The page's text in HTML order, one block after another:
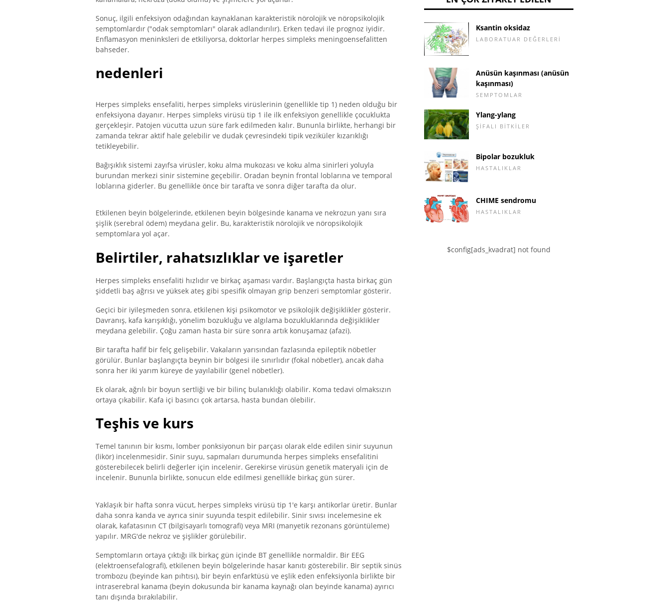
Sonuç, ilgili enfeksiyon odağından kaynaklanan karakteristik nörolojik ve nöropsikolojik
semptomlardır ("odak semptomları" olarak adlandırılır). Erken tedavi ile prognoz iyidir.
Enflamasyon meninksleri de etkiliyorsa, doktorlar herpes simpleks meningoensefalitten
bahseder.
nedenleri
Herpes simpleks ensefaliti, herpes simpleks virüslerinin (genellikle tip 1) neden olduğu bir
enfeksiyona dayanır. Herpes simpleks virüsü tip 1 ile ilk enfeksiyon genellikle çocuklukta
gerçekleşir. Patojen vücutta uzun süre fark edilmeden kalır. Bununla birlikte, herhangi bir
zamanda tekrar aktif hale gelebilir ve dudak çevresindeki tipik veziküler kızarıklığı
tetikleyebilir.
Bağışıklık sistemi zayıfsa virüsler, koku alma mukozası ve koku alma sinirleri yoluyla
burundan merkezi sinir sistemine geçebilir. Oradan beynin frontal loblarına ve temporal
loblarına giderler. Bu genellikle önce bir tarafta ve sonra diğer tarafta da olur.
Etkilenen beyin bölgelerinde, etkilenen beyin bölgesinde kanama ve nekrozun yanı sıra
şişlik (serebral ödem) meydana gelir. Bu, karakteristik nörolojik ve nöropsikolojik
semptomlara yol açar.
Belirtiler, rahatsızlıklar ve işaretler
Herpes simpleks ensefaliti hızlıdır ve birkaç aşaması vardır. Başlangıçta hasta birkaç gün
şiddetli baş ağrısı ve yüksek ateş gibi spesifik olmayan grip benzeri semptomlar gösterir.
Geçici bir iyileşmeden sonra, etkilenen kişi psikomotor ve psikolojik değişiklikler gösterir.
Davranış, kafa karışıklığı, yönelim bozukluğu ve algılama bozukluklarında değişiklikler
meydana gelebilir. Çoğu zaman hasta bir süre sonra artık konuşamaz (afazi).
Bir tarafta hafif bir felç gelişebilir. Vakaların yarısından fazlasında epileptik nöbetler
görülür. Bunlar başlangıçta beynin bir bölgesi ile sınırlıdır (fokal nöbetler), ancak daha
sonra her iki yarım küreye de yayılabilir (genel nöbetler).
Ek olarak, ağrılı bir boyun sertliği ve bir bilinç bulanıklığı olabilir. Koma tedavi olmaksızın
ortaya çıkabilir. Kafa içi basıncı çok artarsa, hasta bundan ölebilir.
Teşhis ve kurs
Temel tanının bir kısmı, lomber ponksiyonun bir parçası olarak elde edilen sinir suyunun
(likör) incelenmesidir. Sinir suyu, sapmaları durumunda herpes simpleks ensefalitini
gösterebilecek belirli değerler için incelenir. Gerekirse virüsün genetik materyali için de
incelenir. Bununla birlikte, sonucun elde edilmesi genellikle birkaç gün sürer.
Yaklaşık bir hafta sonra vücut, herpes simpleks virüsü tip 1'e karşı antikorlar üretir. Bunlar
daha sonra kanda ve ayrıca sinir suyunda tespit edilebilir. Sinir sıvısı incelemesine ek
olarak, kafatasının CT (bilgisayarlı tomografi) veya MRI (manyetik rezonans görüntüleme)
yapılır. MRG'de nekroz ve şişlikler görülebilir.
Semptomların ortaya çıktığı ilk birkaç gün içinde BT genellikle normaldir. Bir EEG
(elektroensefalografi), etkilenen beyin bölgelerinde hasar kanıtı gösterebilir. Bir septik sinüs
trombozu (beyinde kan pıhtısı), bir beyin enfarktüsü ve eşlik eden enfeksiyonla birlikte bir
intraserebral kanama (beyin dokusunda bir kanama kaynağı olan beyinde kanama) ayırıcı
tanı dışında bırakılabilir.
Ksantin oksidaz
LABORATUAR DEĞERLERI
Anüsün kaşınması (anüsün
kaşınması)
SEMPTOMLAR
Ylang-ylang
ŞIFALI BITKILER
Bipolar bozukluk
HASTALIKLAR
CHIME sendromu
HASTALIKLAR
$config[ads_kvadrat] not found